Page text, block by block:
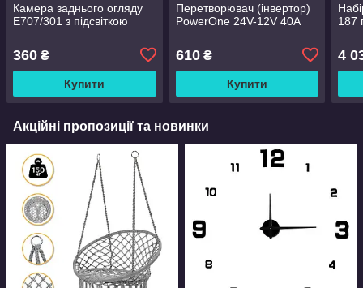
Камера заднього огляду
E707/301 з підсвіткою
360 ₴
Купити
Перетворювач (інвертор)
PowerOne 24V-12V 40A
610₴
Купити
187
4
Акційні пропозиції та новинки